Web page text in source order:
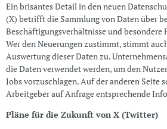
Ein brisantes Detail in den neuen
(X) betrifft die Sammlung von Daten über
Beschäftigungsverhältnisse und besondere
Wer den Neuerungen zustimmt, stimmt
Auswertung dieser Daten zu.
die Daten verwendet werden, um den
Jobs vorzuschlagen. Auf der anderen Seite
Arbeitgeber auf Anfrage entsprechende
Pläne für die Zukunft von X (Twitter)